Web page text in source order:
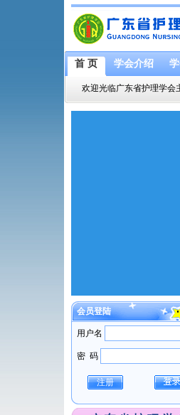
首 页 学会介绍
欢迎光临广东省护理学
会员登陆
用户名
密 码
注册